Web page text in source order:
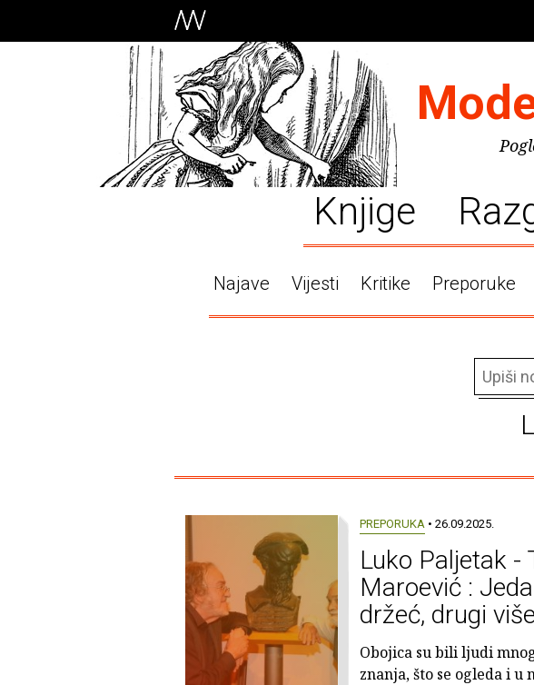
Knjige
Najave Vijesti Kritike Preporuke
PREPORUKA • 26.09.2025.
Luko Paljetak -
Maroević :
držeć, drugi
Obojica su bili ljudi
znanja, što se ogleda i u